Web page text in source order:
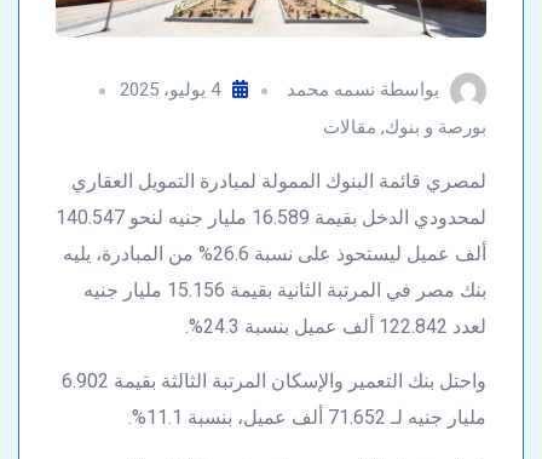
بواسطة نسمه محمد
4 يوليو، 2025
بورصة و بنوك, مقالات
لمصري قائمة البنوك الممولة لمبادرة التمويل العقاري
لمحدودي الدخل بقيمة 16.589 مليار جنيه لنحو 140.547
ألف عميل ليستحوذ على نسبة 26.6% من المبادرة، يليه
بنك مصر في المرتبة الثانية بقيمة 15.156 مليار جنيه
لعدد 122.842 ألف عميل بنسبة 24.3%.
واحتل بنك التعمير والإسكان المرتبة الثالثة بقيمة 6.902
مليار جنيه لـ 71.652 ألف عميل، بنسبة 11.1%.